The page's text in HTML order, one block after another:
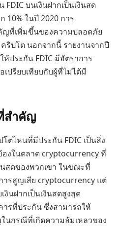
บนเงินฝากเป็นเงินสด
10% ในปี 2020 การ
ญที่เพิ่มขึ้นของความปลอดภัย
ริปโต นอกจากนี้ รายงานจากปี
ห้ประกัน FDIC มีอัตราการ
เปรียบเทียบกับผู้ที่ไม่ได้มี
สำคัญ
โตไหนที่มีประกัน FDIC เป็นสิ่ง
งในตลาด cryptocurrency ที่
นสดของพวกเขา ในขณะที่
รสูญเสีย cryptocurrency แต่
นฝากเป็นเงินสดสูงสุด
ารที่ประกัน ซึ่งสามารถให้
นกรณีที่เกิดความล้มเหลวของ